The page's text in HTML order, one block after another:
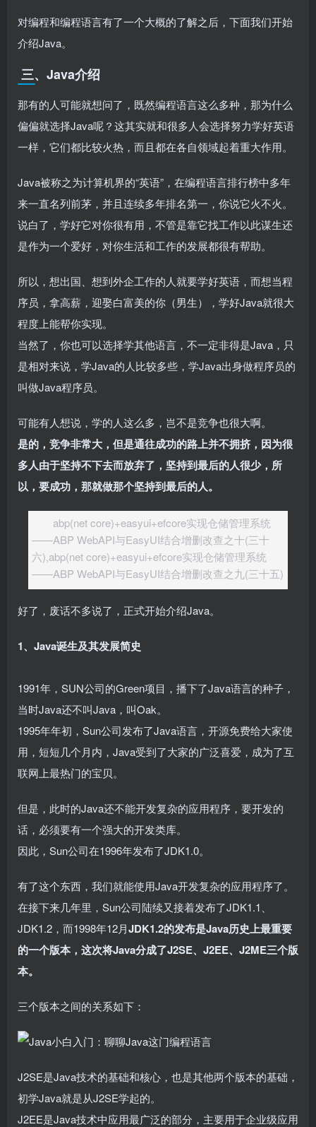
对编程和编程语言有了一个大概的了解之后，下面我们开始
介绍Java。
三、Java介绍
那有的人可能就想问了，既然编程语言这么多种，那为什么
偏偏就选择Java呢？这其实就和很多人会选择努力学好英语
一样，它们都比较火热，而且都在各自领域起着重大作用。
Java被称之为计算机界的“英语”，在编程语言排行榜中多年
来一直名列前茅，并且连续多年排名第一，你说它火不火。
说白了，学好它对你很有用，不管是靠它找工作以此谋生还
是作为一个爱好，对你生活和工作的发展都很有帮助。
所以，想出国、想到外企工作的人就要学好英语，而想当程
序员，拿高薪，迎娶白富美的你（男生），学好Java就很大
程度上能帮你实现。
当然了，你也可以选择学其他语言，不一定非得是Java，只
是相对来说，学Java的人比较多些，学Java出身做程序员的
叫做Java程序员。
可能有人想说，学的人这么多，岂不是竞争也很大啊。
是的，竞争非常大，但是通往成功的路上并不拥挤，因为很
多人由于坚持不下去而放弃了，坚持到最后的人很少，所
以，要成功，那就做那个坚持到最后的人。
abp(net core)+easyui+efcore实现仓储管理系统
——ABP WebAPI与EasyUI结合增删改查之十(三十
六),abp(net core)+easyui+efcore实现仓储管理系统
——ABP WebAPI与EasyUI结合增删改查之九(三十五)
好了，废话不多说了，正式开始介绍Java。
1、Java诞生及其发展简史
1991年，SUN公司的Green项目，播下了Java语言的种子，
当时Java还不叫Java，叫Oak。
1995年年初，Sun公司发布了Java语言，开源免费给大家使
用，短短几个月内，Java受到了大家的广泛喜爱，成为了互
联网上最热门的宝贝。
但是，此时的Java还不能开发复杂的应用程序，要开发的
话，必须要有一个强大的开发类库。
因此，Sun公司在1996年发布了JDK1.0。
有了这个东西，我们就能使用Java开发复杂的应用程序了。
在接下来几年里，Sun公司陆续又接着发布了JDK1.1、
JDK1.2，而1998年12月JDK1.2的发布是Java历史上最重要
的一个版本，这次将Java分成了J2SE、J2EE、J2ME三个版
本。
三个版本之间的关系如下：
J2SE是Java技术的基础和核心，也是其他两个版本的基础，
初学Java就是从J2SE学起的。
J2EE是Java技术中应用最广泛的部分，主要用于企业级应用